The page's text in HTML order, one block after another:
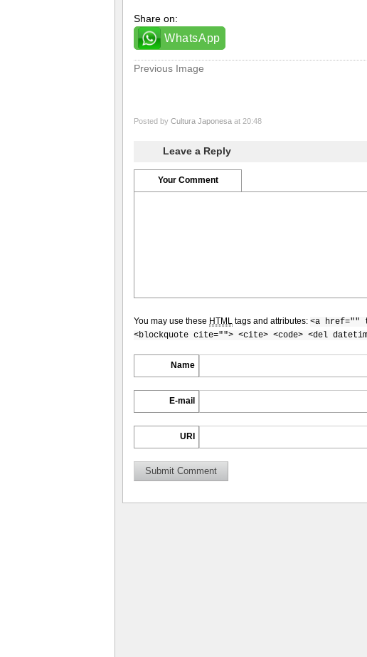
Share on:
WhatsApp
Previous Image
Posted by Cultura Japonesa at 20:48
Leave a Reply
Your Comment
You may use these HTML tags and attributes: <a href=""
<blockquote cite=""> <cite> <code> <del
Name
E-mail
URI